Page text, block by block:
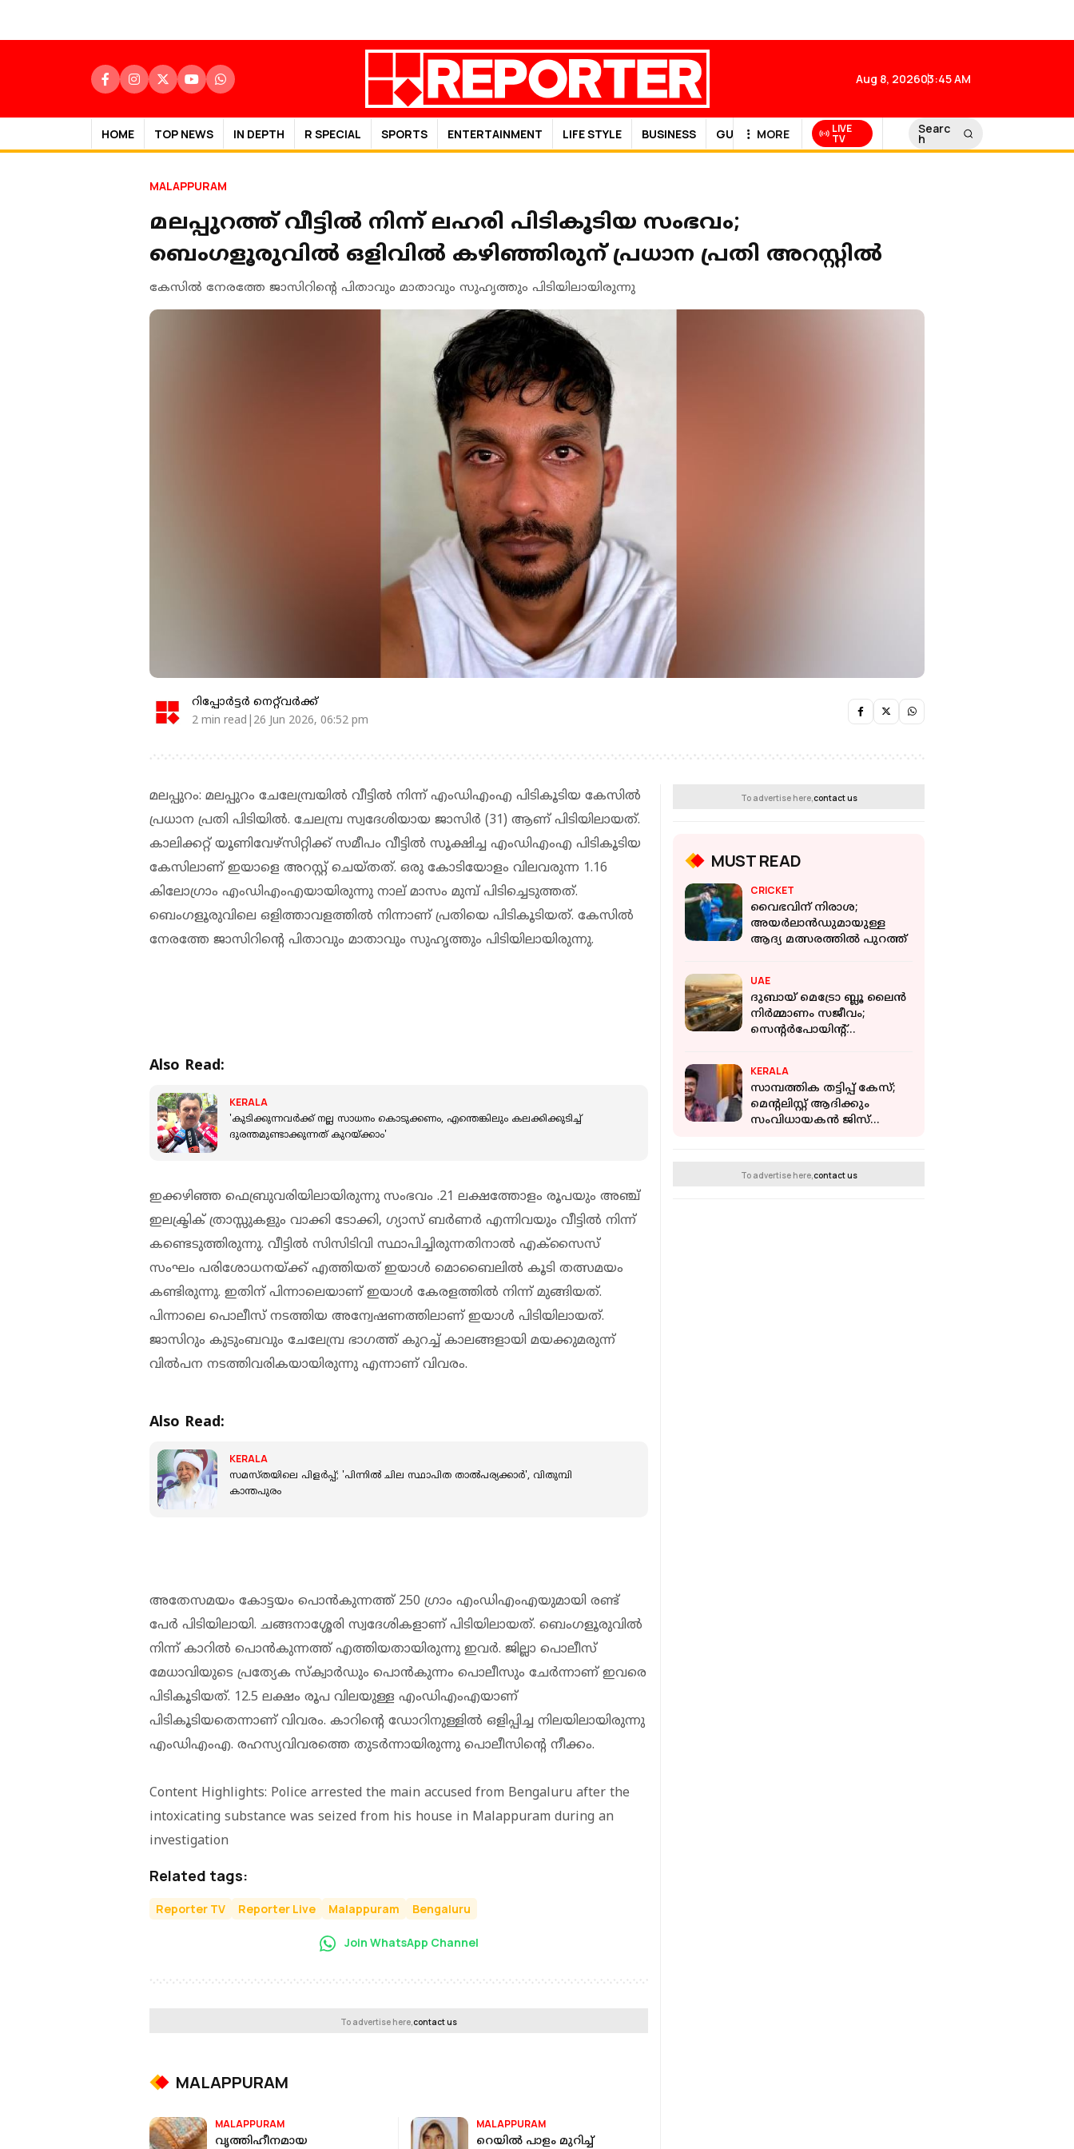
Aug 8, 202603:45 AM
HOME TOP NEWS IN DEPTH R SPECIAL SPORTS ENTERTAINMENT LIFE STYLE BUSINESS GULF NEWS
MORE LIVE
TV
Searc
h
MALAPPURAM
മലപ്പുറത്ത് വീട്ടില്‍ നിന്ന് ലഹരി പിടികൂടിയ സംഭവം;
ബെംഗളൂരുവിൽ ഒളിവിൽ കഴിഞ്ഞിരുന് പ്രധാന പ്രതി അറസ്റ്റില്‍
കേസില്‍ നേരത്തേ ജാസിറിന്റെ പിതാവും മാതാവും സുഹൃത്തും പിടിയിലായിരുന്നു
റിപ്പോർട്ടർ നെറ്റ്‌വര്‍ക്ക്‌
2 min read|26 Jun 2026, 06:52 pm
മലപ്പുറം: മലപ്പുറം ചേലേമ്പ്രയില്‍ വീട്ടിൽ നിന്ന് എംഡിഎംഎ പിടികൂടിയ കേസില്‍
പ്രധാന പ്രതി പിടിയില്‍. ചേലമ്പ്ര സ്വദേശിയായ ജാസിര്‍ (31) ആണ് പിടിയിലായത്.
കാലിക്കറ്റ് യൂണിവേഴ്‌സിറ്റിക്ക് സമീപം വീട്ടില്‍ സൂക്ഷിച്ച എംഡിഎംഎ പിടികൂടിയ
കേസിലാണ് ഇയാളെ അറസ്റ്റ് ചെയ്തത്. ഒരു കോടിയോളം വിലവരുന്ന 1.16
കിലോഗ്രാം എംഡിഎംഎയായിരുന്നു നാല് മാസം മുമ്പ് പിടിച്ചെടുത്തത്.
ബെംഗളൂരുവിലെ ഒളിത്താവളത്തില്‍ നിന്നാണ് പ്രതിയെ പിടികൂടിയത്. കേസില്‍
നേരത്തേ ജാസിറിന്റെ പിതാവും മാതാവും സുഹൃത്തും പിടിയിലായിരുന്നു.
Also Read:
KERALA
'കുടിക്കുന്നവർക്ക് നല്ല സാധനം കൊടുക്കണം, എന്തെങ്കിലും കലക്കിക്കുടിച്ച്
ദുരന്തമുണ്ടാക്കുന്നത് കുറയ്ക്കാം'
ഇക്കഴിഞ്ഞ ഫെബ്രുവരിയിലായിരുന്നു സംഭവം .21 ലക്ഷത്തോളം രൂപയും അഞ്ച്
ഇലക്ട്രിക് ത്രാസ്സുകളും വാക്കി ടോക്കി, ഗ്യാസ് ബര്‍ണര്‍ എന്നിവയും വീട്ടിൽ നിന്ന്
കണ്ടെടുത്തിരുന്നു. വീട്ടില്‍ സിസിടിവി സ്ഥാപിച്ചിരുന്നതിനാല്‍ എക്സൈസ്
സംഘം പരിശോധനയ്ക്ക് എത്തിയത് ഇയാൾ മൊബൈലില്‍ കൂടി തത്സമയം
കണ്ടിരുന്നു. ഇതിന് പിന്നാലെയാണ് ഇയാൾ കേരളത്തില്‍ നിന്ന് മുങ്ങിയത്.
പിന്നാലെ പൊലീസ് നടത്തിയ അന്വേഷണത്തിലാണ് ഇയാള്‍ പിടിയിലായത്.
ജാസിറും കുടുംബവും ചേലേമ്പ്ര ഭാഗത്ത് കുറച്ച് കാലങ്ങളായി മയക്കുമരുന്ന്
വില്‍പന നടത്തിവരികയായിരുന്നു എന്നാണ് വിവരം.
Also Read:
KERALA
സമസ്തയിലെ പിളര്‍പ്പ്; 'പിന്നില്‍ ചില സ്ഥാപിത താല്‍പര്യക്കാര്‍', വിതുമ്പി
കാന്തപുരം
അതേസമയം കോട്ടയം പൊൻകുന്നത്ത് 250 ഗ്രാം എംഡിഎംഎയുമായി രണ്ട്
പേർ പിടിയിലായി. ചങ്ങനാശ്ശേരി സ്വദേശികളാണ് പിടിയിലായത്. ബെംഗളൂരുവിൽ
നിന്ന് കാറിൽ പൊൻകുന്നത്ത് എത്തിയതായിരുന്നു ഇവർ. ജില്ലാ പൊലീസ്
മേധാവിയുടെ പ്രത്യേക സ്‌ക്വാർഡും പൊന്‍കുന്നം പൊലീസും ചേര്‍ന്നാണ് ഇവരെ
പിടികൂടിയത്. 12.5 ലക്ഷം രൂപ വിലയുള്ള എംഡിഎംഎയാണ്
പിടികൂടിയതെന്നാണ് വിവരം. കാറിന്റെ ഡോറിനുള്ളില്‍ ഒളിപ്പിച്ച നിലയിലായിരുന്നു
എംഡിഎംഎ. രഹസ്യവിവരത്തെ തുടര്‍ന്നായിരുന്നു പൊലീസിന്റെ നീക്കം.
Content Highlights: Police arrested the main accused from Bengaluru after the
intoxicating substance was seized from his house in Malappuram during an
investigation
Related tags:
Reporter TV Reporter Live Malappuram Bengaluru
Join WhatsApp Channel
To advertise here,contact us
MALAPPURAM
MALAPPURAM
വൃത്തിഹീനമായ
MALAPPURAM
റെയില്‍ പാളം മുറിച്ച്
To advertise here, contact us
MUST READ
CRICKET
വൈഭവിന് നിരാശ;
അയർലാൻഡുമായുള്ള
ആദ്യ മത്സരത്തിൽ പുറത്ത്
UAE
ദുബായ് മെട്രോ ബ്ലൂ ലൈൻ
നിർമ്മാണം സജീവം;
സെന്റർപോയിന്റ്
KERALA
സാമ്പത്തിക തട്ടിപ്പ് കേസ്;
മെന്റലിസ്റ്റ് ആദിക്കും
സംവിധായകന്‍ ജിസ്
To advertise here, contact us